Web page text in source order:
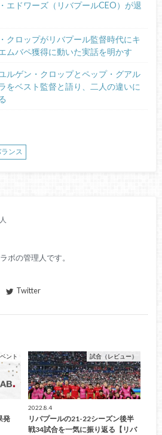
エドワーズ（リバプールCEO）が退
クロップがリバプール監督時代にキ
ムバペ獲得に動いた実話を明かす
ルゲン・クロップとペップ・グアル
をベスト監督と語り、二人の違いに
ンス
ボの管理人です。
Twitter
ント
発
試合（レビュー）
2022.8.4
リバプールの21-22シーズン後半
戦34試合を一気に振り返る【リバ